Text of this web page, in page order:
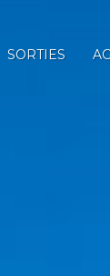
SORTIES